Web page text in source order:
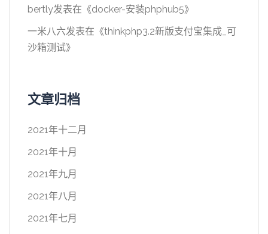
bertly发表在《docker-安装phphub5》
一米八六发表在《thinkphp3.2新版支付宝集成_可
沙箱测试》
文章归档
2021年十二月
2021年十月
2021年九月
2021年八月
2021年七月